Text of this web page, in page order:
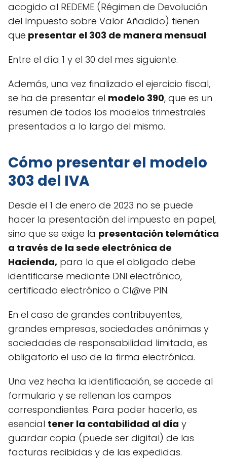
acogido al REDEME (Régimen de Devolución
del Impuesto sobre Valor Añadido) tienen
que presentar el 303 de manera mensual.
Entre el día 1 y el 30 del mes siguiente.
Además, una vez finalizado el ejercicio fiscal,
se ha de presentar el modelo 390, que es un
resumen de todos los modelos trimestrales
presentados a lo largo del mismo.
Cómo presentar el modelo
303 del IVA
Desde el 1 de enero de 2023 no se puede
hacer la presentación del impuesto en papel,
sino que se exige la presentación telemática
a través de la sede electrónica de
Hacienda, para lo que el obligado debe
identificarse mediante DNI electrónico,
certificado electrónico o Cl@ve PIN.
En el caso de grandes contribuyentes,
grandes empresas, sociedades anónimas y
sociedades de responsabilidad limitada, es
obligatorio el uso de la firma electrónica.
Una vez hecha la identificación, se accede al
formulario y se rellenan los campos
correspondientes. Para poder hacerlo, es
esencial tener la contabilidad al día y
guardar copia (puede ser digital) de las
facturas recibidas y de las expedidas.